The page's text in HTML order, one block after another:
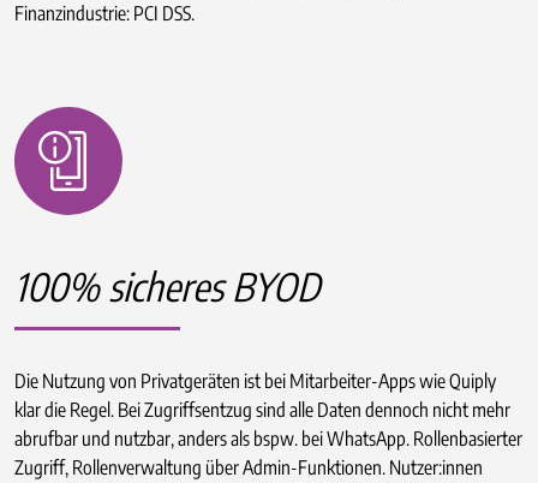
Finanzindustrie: PCI DSS.
100% sicheres BYOD
Die Nutzung von Privatgeräten ist bei Mitarbeiter-Apps wie Quiply
klar die Regel. Bei Zugriffsentzug sind alle Daten dennoch nicht mehr
abrufbar und nutzbar, anders als bspw. bei WhatsApp. Rollenbasierter
Zugriff, Rollenverwaltung über Admin-Funktionen. Nutzer:innen